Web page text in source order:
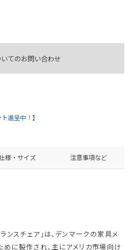
てのお問い合わせ
進呈中！】
様・サイズ 注意事項など
ンスチェア」は、デンマークの家具メ
に製作され、主にアメリカ市場向け